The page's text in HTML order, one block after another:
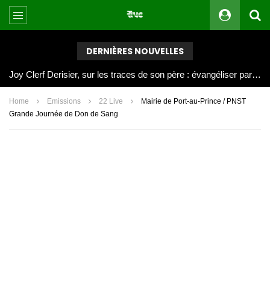
DERNIÈRES NOUVELLES
Joy Clerf Derisier, sur les traces de son père : évangéliser par la musique
Home Emissions 22 Live
Mairie de Port-au-Prince / PNST
Grande Journée de Don de Sang